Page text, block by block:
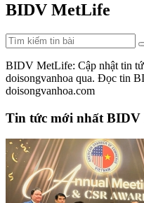
BIDV MetLife
BIDV MetLife: Cập nhật tin
doisongvanhoa qua. Đọc tin
doisongvanhoa.com
Tin tức mới nhất BIDV